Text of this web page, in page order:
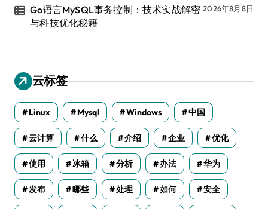
Go语言MySQL事务控制：技术实战解密
与科技优化秘籍
2026年8月8日
云标签
Linux Mysql Windows 中国
云计算 什么 介绍 企业 优化
使用 冰箱 分析 办法 华为
发布 哪些 处理 如何 安全